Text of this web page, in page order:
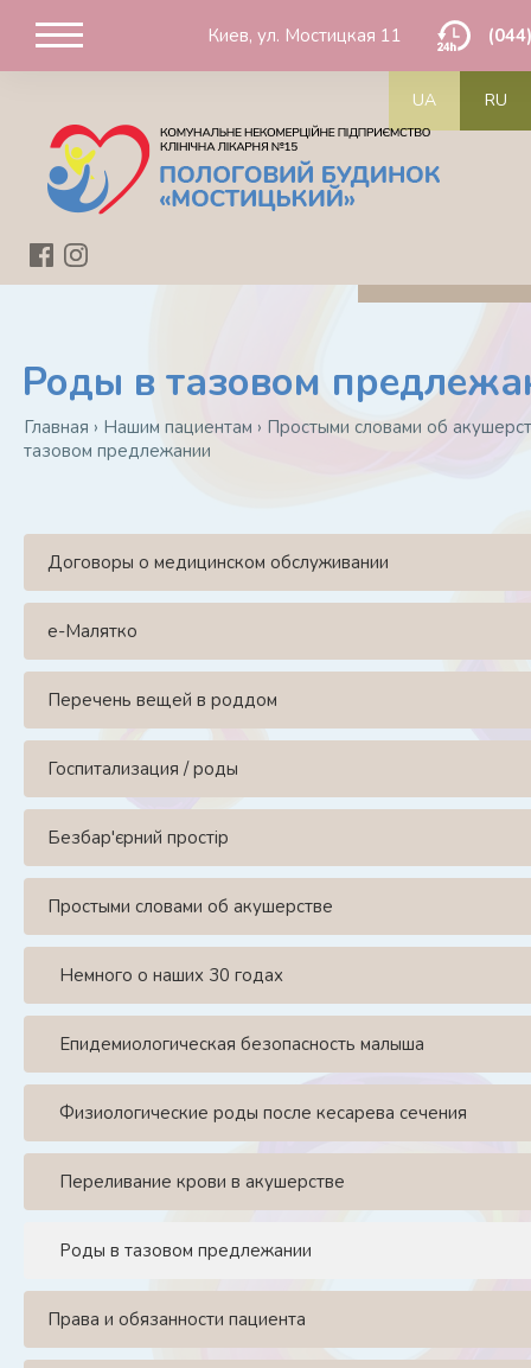
Киев, ул. Мостицкая 11
UA RU
Роды в тазовом
Главная › Нашим пациентам › Простыми словами об
тазовом предлежании
Договоры о медицинском обслуживании
е-Малятко
Перечень вещей в роддом
Госпитализация / роды
Безбар'єрний простір
Простыми словами об акушерстве
Немного о наших 30 годах
Епидемиологическая безопасность малыша
Физиологические роды после кесарева сечения
Переливание крови в акушерстве
Роды в тазовом предлежании
Права и обязанности пациента